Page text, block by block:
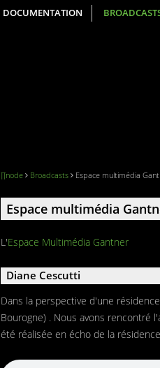
DOCUMENTATION
∏node Broadcasts Espace multimédia
Espace multimédia
L'Espace Multimédia Gantner
Diane Cescutti
Dans la perspective d'une
Bourogne) . Nous avons rencontré
été réalisée en écho de la